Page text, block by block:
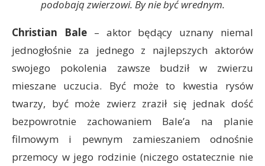
podobają zwierzowi. By nie być wrednym.
Christian Bale– aktor będący uznany niemal
jednogłośnie za jednego z najlepszych aktorów
swojego pokolenia zawsze budził w zwierzu
mieszane uczucia. Być może to kwestia rysów
twarzy, być może zwierz zraził się jednak dość
bezpowrotnie zachowaniem Bale’a na planie
filmowym i pewnym zamieszaniem odnośnie
przemocy w jego rodzinie (niczego ostatecznie nie